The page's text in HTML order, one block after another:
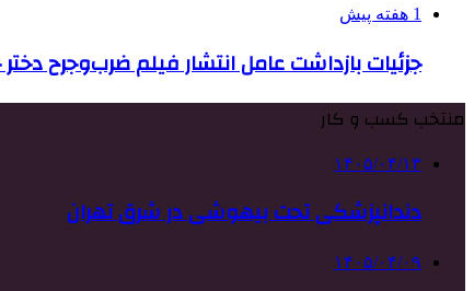
1 هفته پیش
جزئیات بازداشت عامل انتشار فیلم ضرب‌وجرح
منتخب کسب و کار
۱۴۰۵/۰۴/۱۳
دندانپزشکی تحت بیهوشی در شرق تهران
۱۴۰۵/۰۴/۰۹